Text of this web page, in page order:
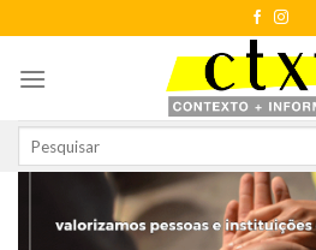
to
content